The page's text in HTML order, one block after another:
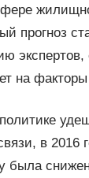
прогноз
экспертов,
на
в 2016
была